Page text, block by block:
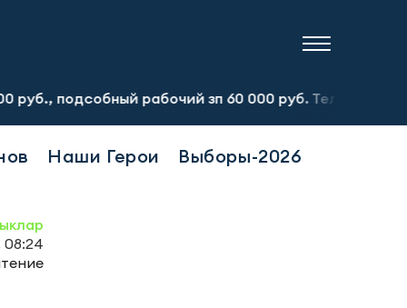
рабочий зп 60 000 руб. Тел.:8-917-913-20-71
Наши Герои Выборы-2026
08:24